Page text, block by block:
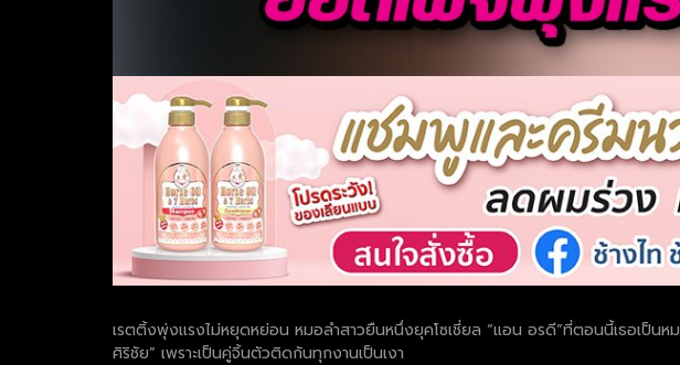
เรตติ้งพุ่งแรงไม่หยุดหย่อน หมอลำสาวยืนหนึ่งยุคโซเชี่ยล “แอน อรดี”ที่ตอนนี้เธอเป็น
ศิริชัย” เพราะเป็นคู่จิ้นตัวติดกันทุกงานเป็นเงา